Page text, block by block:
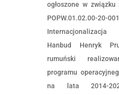
ogłoszone w
POPW.01.02.00-20-
Hanbud Henryk
rumuński
programu
na lata 2014-